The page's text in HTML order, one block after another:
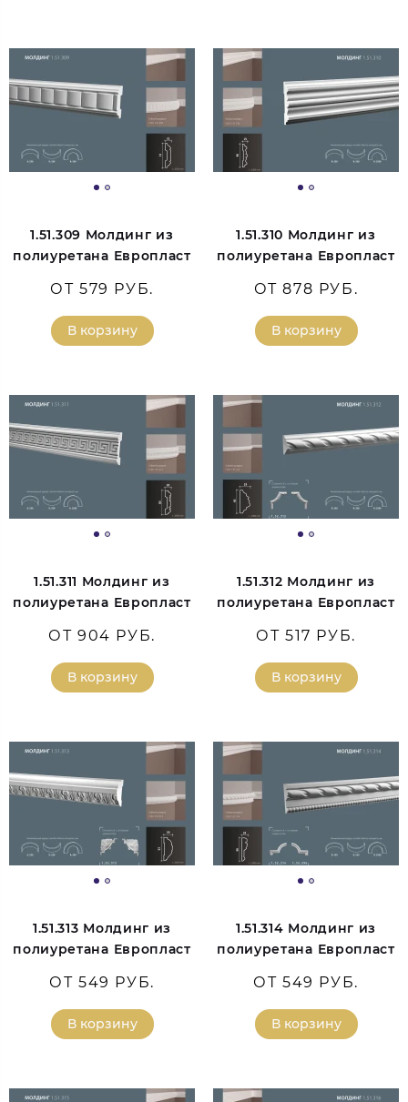
1.51.309 Молдинг из
полиуретана Европласт
ОТ 579 РУБ.
В корзину
1.51.310 Молдинг из
полиуретана Европласт
ОТ 878 РУБ.
В корзину
1.51.311 Молдинг из
полиуретана Европласт
ОТ 904 РУБ.
В корзину
1.51.312 Молдинг из
полиуретана Европласт
ОТ 517 РУБ.
В корзину
1.51.313 Молдинг из
полиуретана Европласт
ОТ 549 РУБ.
В корзину
1.51.314 Молдинг из
полиуретана Европласт
ОТ 549 РУБ.
В корзину